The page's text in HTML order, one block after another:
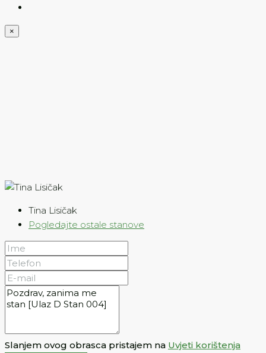
×
Tina Lisičak
Pogledajte ostale stanove
Slanjem ovog obrasca pristajem na Uvjeti korištenja